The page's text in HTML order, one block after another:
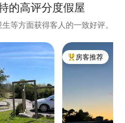
的高评分度假屋
等方面获得客人的一致好评。
热门「房客推荐」
房客推荐